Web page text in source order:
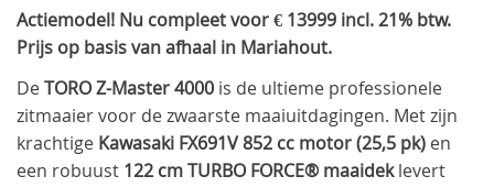
Actiemodel! Nu compleet voor € 13999 incl. 21% btw.
Prijs op basis van afhaal in Mariahout.
DeTORO Z-Master 4000 is de ultieme professionele
zitmaaier voor de zwaarste maaiuitdagingen. Met zijn
krachtige Kawasaki FX691V 852 cc motor (25,5 pk) en
een robuust 122 cm TURBO FORCE® maaideklevert